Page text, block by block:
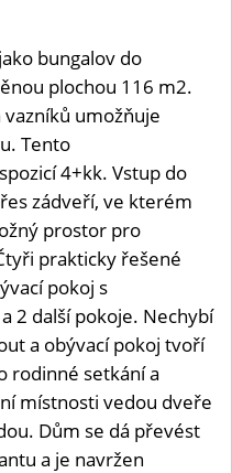
bungalov do
plochou 116 m2.
umožňuje
Tento
4+kk. Vstup do
zádveří, ve kterém
prostor pro
prakticky řešené
pokoj s
2 další pokoje. Nechybí
a obývací pokoj tvoří
rodinné setkání a
místnosti vedou dveře
Dům se dá převést
a je navržen